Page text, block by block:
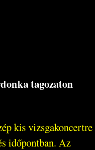
tagozaton
kis vizsgakoncertre
időpontban. Az